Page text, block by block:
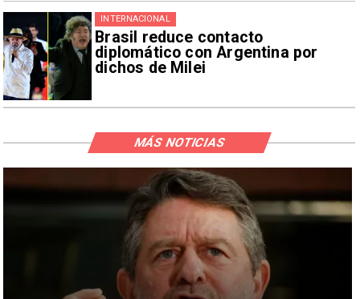
Brasil reduce contacto
diplomático con Argentina por
dichos de Milei
INTERNACIONAL
MÁS NOTICIAS